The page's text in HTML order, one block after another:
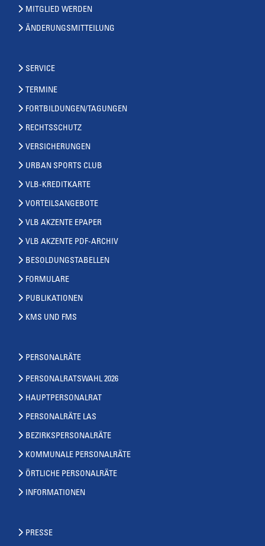
MITGLIED WERDEN
ÄNDERUNGSMITTEILUNG
SERVICE
TERMINE
FORTBILDUNGEN/TAGUNGEN
RECHTSSCHUTZ
VERSICHERUNGEN
URBAN SPORTS CLUB
VLB-KREDITKARTE
VORTEILSANGEBOTE
VLB AKZENTE EPAPER
VLB AKZENTE PDF-ARCHIV
BESOLDUNGSTABELLEN
FORMULARE
PUBLIKATIONEN
KMS UND FMS
PERSONALRÄTE
PERSONALRATSWAHL 2026
HAUPTPERSONALRAT
PERSONALRÄTE LAS
BEZIRKSPERSONALRÄTE
KOMMUNALE PERSONALRÄTE
ÖRTLICHE PERSONALRÄTE
INFORMATIONEN
PRESSE